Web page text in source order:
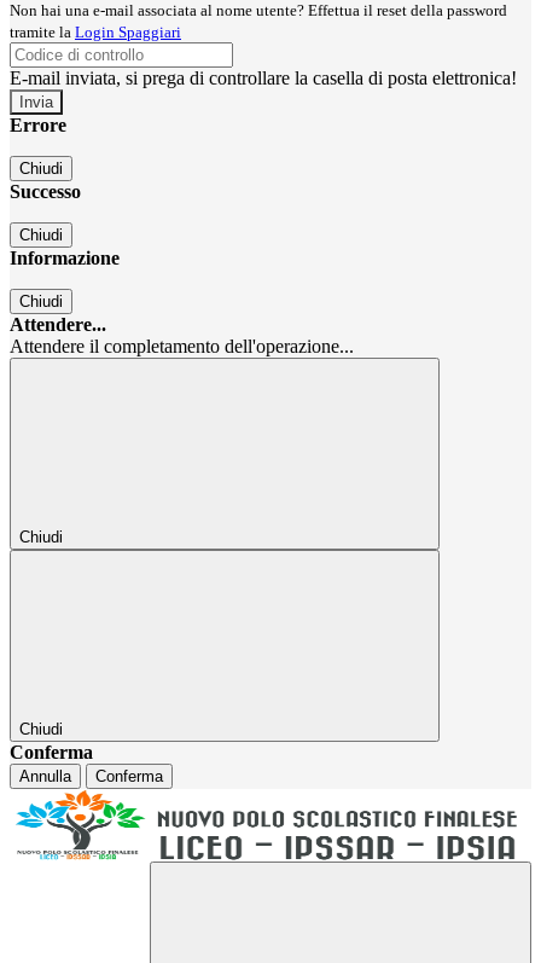
Non hai una e-mail associata al nome utente? Effettua il reset della password
tramite la Login Spaggiari
E-mail inviata, si prega di controllare la casella di posta elettronica!
Errore
Chiudi
Successo
Chiudi
Informazione
Chiudi
Attendere...
Attendere il completamento dell'operazione...
Chiudi
Chiudi
Conferma
Annulla Conferma